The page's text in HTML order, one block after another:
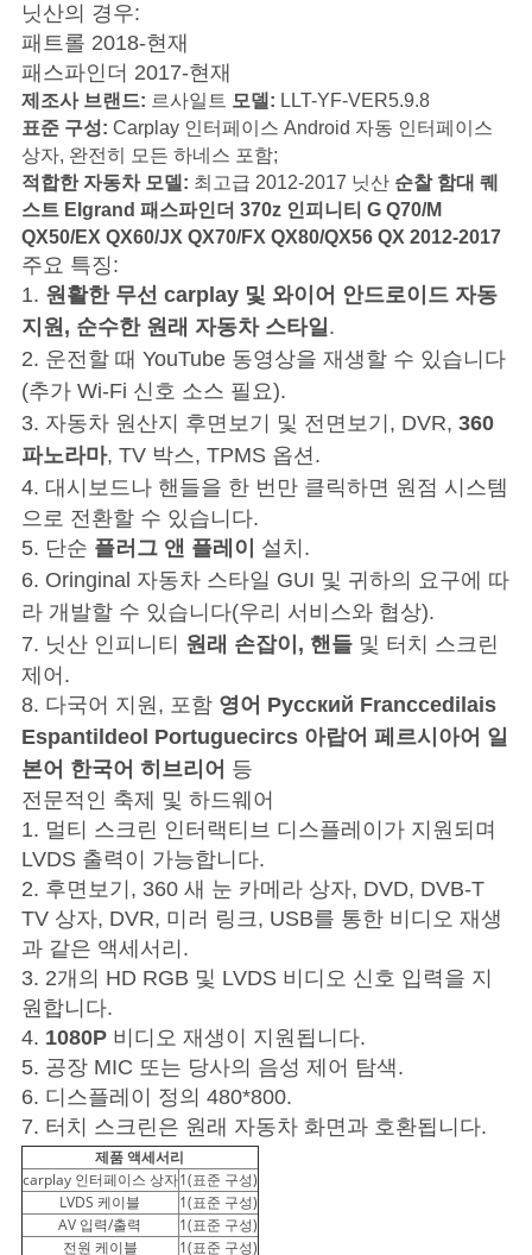
닛산의 경우:
패트롤 2018-현재
패스파인더 2017-현재
제조사 브랜드: 르사일트 모델: LLT-YF-VER5.9.8
표준 구성: Carplay 인터페이스 Android 자동 인터페이스
상자, 완전히 모든 하네스 포함;
적합한 자동차 모델: 최고급 2012-2017 닛산 순찰 함대 퀘
스트 Elgrand 패스파인더 370z 인피니티 G Q70/M
QX50/EX QX60/JX QX70/FX QX80/QX56 QX 2012-2017
주요 특징:
1. 원활한 무선 carplay 및 와이어 안드로이드 자동
지원, 순수한 원래 자동차 스타일.
2. 운전할 때 YouTube 동영상을 재생할 수 있습니다
(추가 Wi-Fi 신호 소스 필요).
3. 자동차 원산지 후면보기 및 전면보기, DVR, 360
파노라마, TV 박스, TPMS 옵션.
4. 대시보드나 핸들을 한 번만 클릭하면 원점 시스템
으로 전환할 수 있습니다.
5. 단순 플러그 앤 플레이
설치.
6. Oringinal 자동차 스타일 GUI 및 귀하의 요구에 따
라 개발할 수 있습니다(우리 서비스와 협상).
7. 닛산 인피니티 원래 손잡이, 핸들및 터치 스크린
제어.
8. 다국어 지원, 포함 영어 Pусский Franccedilais
Espantildeol Portuguecircs 아랍어 페르시아어 일
본어 한국어 히브리어 등
전문적인 축제 및 하드웨어
1. 멀티 스크린 인터랙티브 디스플레이가 지원되며
LVDS 출력이 가능합니다.
2. 후면보기, 360 새 눈 카메라 상자, DVD, DVB-T
TV 상자, DVR, 미러 링크, USB를 통한 비디오 재생
과 같은 액세서리.
3. 2개의 HD RGB 및 LVDS 비디오 신호 입력을 지
원합니다.
4. 1080P비디오 재생이 지원됩니다.
5. 공장 MIC 또는 당사의 음성 제어 탐색.
6. 디스플레이 정의 480*800.
7. 터치 스크린은 원래 자동차 화면과 호환됩니다.
제품 액세서리
carplay 인터페이스 상자1(표준 구성)
LVDS 케이블
1(표준 구성)
AV 입력/출력
1(표준 구성)
전원 케이블
1(표준 구성)